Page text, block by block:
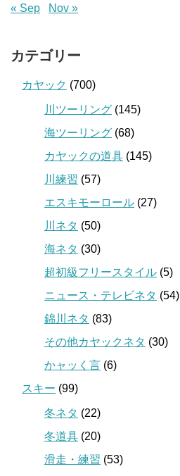
« Sep
Nov »
カテゴリー
カヤック (700)
川ツーリング (145)
海ツーリング (68)
カヤックの道具 (145)
川練習 (57)
エスキモーロール (27)
川ネタ (50)
海ネタ (30)
超初級フリースタイル (5)
ニュース・テレビネタ (54)
錦川ネタ (83)
その他カヤックネタ (30)
かャッく言 (6)
スキー (99)
冬ネタ (22)
冬道具 (20)
滑走・練習 (53)